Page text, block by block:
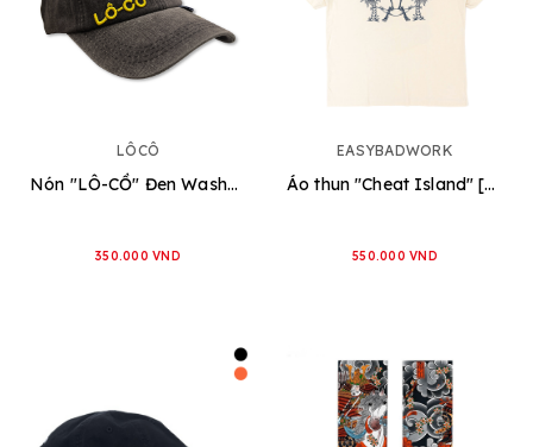
LÔCÔ
Nón "LÔ-CỒ" Đen Washed
350.000 VND
EASYBADWORK
Áo thun "Cheat Island" [3 loại]
550.000 VND